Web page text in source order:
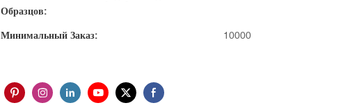
Образцов:
Минимальный Заказ: 10000